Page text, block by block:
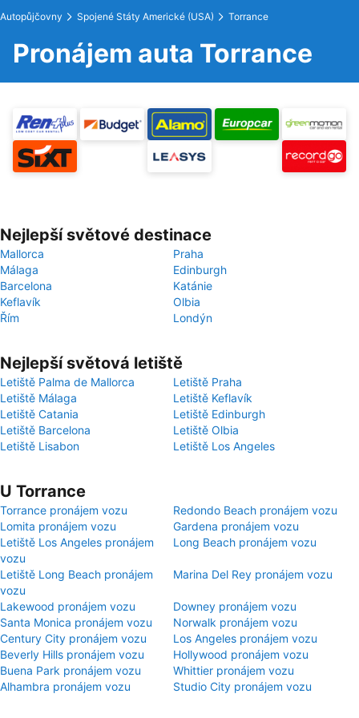
Autopůjčovny Spojené Státy Americké (USA) Torrance
Pronájem auta Torrance
Nejlepší světové destinace
Mallorca
Praha
Málaga
Edinburgh
Barcelona
Katánie
Keflavík
Olbia
Řím
Londýn
Nejlepší světová letiště
Letiště Palma de Mallorca
Letiště Praha
Letiště Málaga
Letiště Keflavík
Letiště Catania
Letiště Edinburgh
Letiště Barcelona
Letiště Olbia
Letiště Lisabon
Letiště Los Angeles
U Torrance
Torrance pronájem vozu
Redondo Beach pronájem vozu
Lomita pronájem vozu
Gardena pronájem vozu
Letiště Los Angeles pronájem
vozu
Long Beach pronájem vozu
Letiště Long Beach pronájem
vozu
Marina Del Rey pronájem vozu
Lakewood pronájem vozu
Downey pronájem vozu
Santa Monica pronájem vozu
Norwalk pronájem vozu
Century City pronájem vozu
Los Angeles pronájem vozu
Beverly Hills pronájem vozu
Hollywood pronájem vozu
Buena Park pronájem vozu
Whittier pronájem vozu
Alhambra pronájem vozu
Studio City pronájem vozu